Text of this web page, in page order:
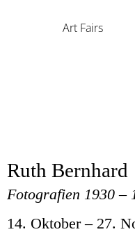
Art Fairs
Ruth Bernhard
Fotografien 1930 –
14. Oktober– 27.